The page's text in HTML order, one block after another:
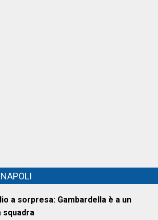
a sorpresa: Gambardella è a un
squadra